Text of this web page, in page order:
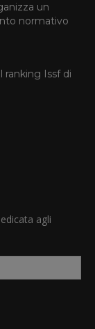
un
normativo
ranking Issf di
agli